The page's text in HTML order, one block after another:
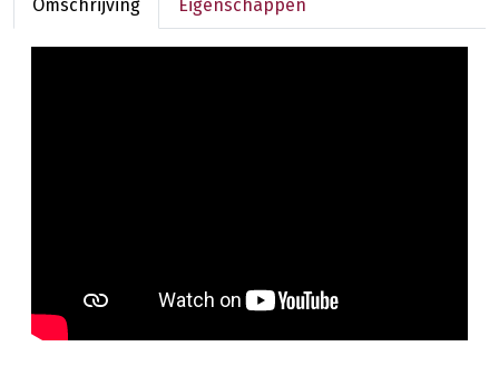
Omschrijving Eigenschappen